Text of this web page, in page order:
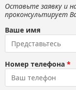
Оставьте заявку и
проконсультирует
Ваше имя
Номер телефона *